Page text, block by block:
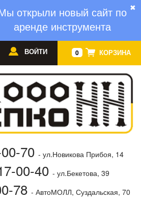
✖
открыли новый сайт по
аренде инструмента
0 КОРЗИНА
ВОЙТИ
70 - ул.Новикова Прибоя, 14
00-40 - ул.Бекетова, 39
78 - АвтоМОЛЛ, Суздальская, 70